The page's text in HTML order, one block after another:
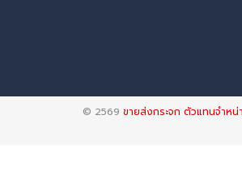
© 2569 ขายส่งกระจก ตัวแทนจำหน่